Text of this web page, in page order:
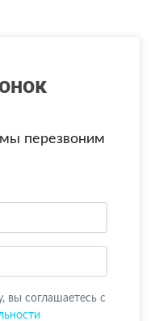
перезвоним
вы соглашаетесь c